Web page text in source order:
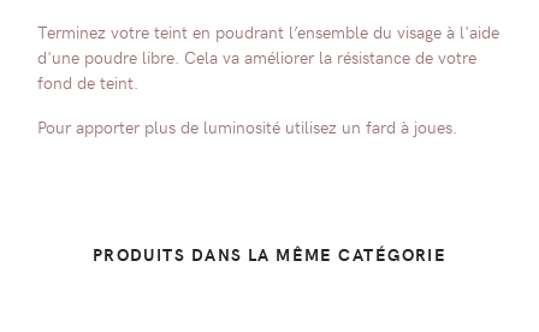
Terminez votre teint en poudrant l’ensemble du visage à l'aide
d'une poudre libre. Cela va améliorer la résistance de votre
fond de teint.
Pour apporter plus de luminosité utilisez un fard à joues.
PRODUITS DANS LA MÊME CATÉGORIE